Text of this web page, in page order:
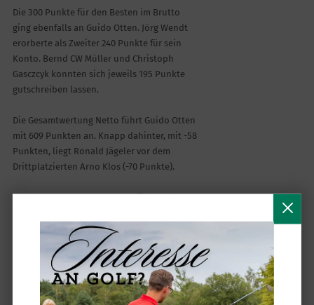
Die 300 Punkte für den Besten im Brutto
ging ebenfalls an Guido Otten. Jörg Wendt
erorberte als Zweiter 240 Punkte für sein
Konto. Bernd CW Müller und Christoph
Gasczcyk konnten sich jeweils 195 Punkte
gutschreiben lassen.
Die Gesamtwertung Netto führt Guido Otten
mit 609 Punkten an. Knapp dahinter, mit -58
Punkten, liegt Ronald Jägeler vor dem
Drittplatzierten Arno Klos (-70 Punkte).
In der Gesamtwertung Brutto führt nach 2
Punkten. Als Zweiter liegt Jörg Wendt 115
Punkte dahinter, gefolgt von Arno Kloos, mit
-129 Punkten auf den Spitzenreiter.
Nach der Runde war die Clubhausterrasse